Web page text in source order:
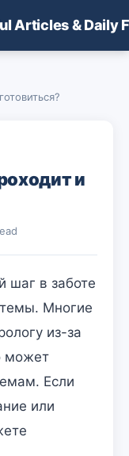
Articles & Daily
и
шаг в заботе
Многие
из-за
может
Если
или